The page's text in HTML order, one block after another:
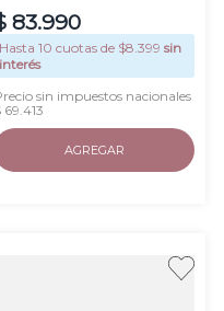
83.990
Hasta10 cuotas de $8.399 sin
interés
sin impuestos nacionales
69.413
AGREGAR